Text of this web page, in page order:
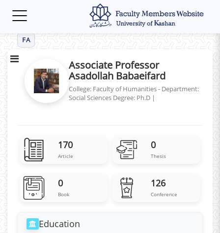
Toggle
FA
Associate Professor
Asadollah Babaeifard
College: Faculty of Humanities - Department:
Social Sciences Degree: Ph.D |
0
Thesis
170
Article
126
Conference
0
Book
Education